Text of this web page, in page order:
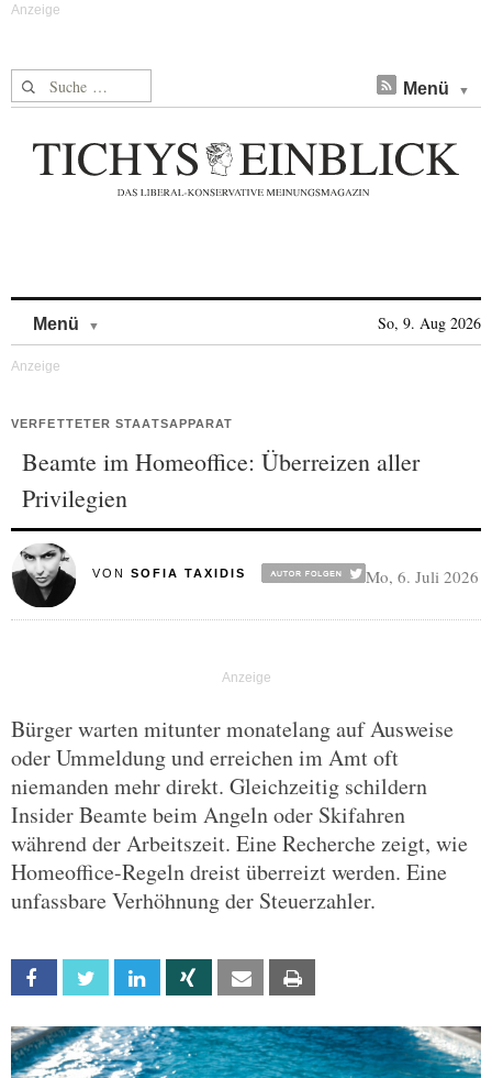
Suche nach: Menü
Menü So, 9. Aug 2026
VERFETTETER STAATSAPPARAT
Beamte im Homeoffice: Überreizen aller
Privilegien
VON SOFIA TAXIDIS Mo, 6. Juli 2026
Bürger warten mitunter monatelang auf Ausweise
oder Ummeldung und erreichen im Amt oft
niemanden mehr direkt. Gleichzeitig schildern
Insider Beamte beim Angeln oder Skifahren
während der Arbeitszeit. Eine Recherche zeigt, wie
Homeoffice-Regeln dreist überreizt werden. Eine
unfassbare Verhöhnung der Steuerzahler.
Facebook Twitter Linkedin Xing Email